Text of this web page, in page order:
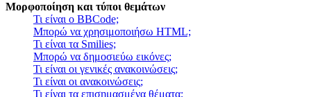
Μορφοποίηση και τύποι θεμάτων
Τι είναι ο BBCode;
Μπορώ να χρησιμοποιήσω HTML;
Τι είναι τα Smilies;
Μπορώ να δημοσιεύω εικόνες;
Τι είναι οι γενικές ανακοινώσεις;
Τι είναι οι ανακοινώσεις;
Τι είναι τα επισημασμένα θέματα;